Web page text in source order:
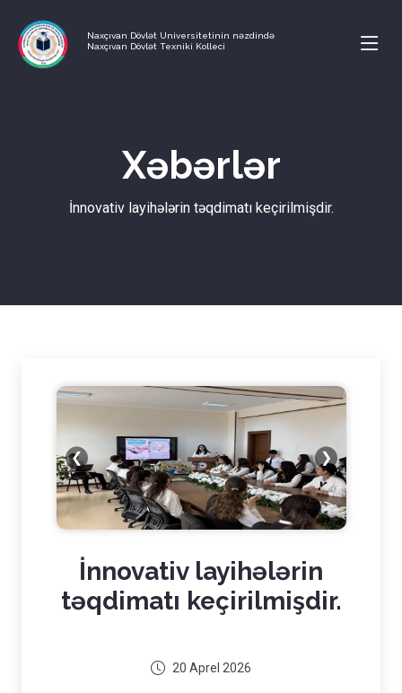
Naxçıvan Dövlət Universitetinin nəzdində
Naxçıvan Dövlət Texniki Kolleci
Xəbərlər
İnnovativ layihələrin təqdimatı keçirilmişdir.
❮ ❯
İnnovativ layihələrin
təqdimatı keçirilmişdir.
20 Aprel 2026